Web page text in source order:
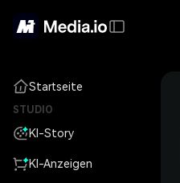
Startseite
STUDIO
KI-Story
KI-Anzeigen